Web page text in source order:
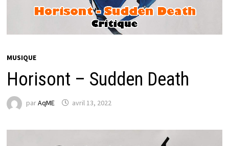
MUSIQUE
Horisont – Sudden Death
parAqME avril 13, 2022